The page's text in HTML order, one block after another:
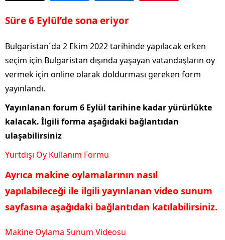
Süre 6 Eylül’de sona eriyor
Bulgaristan`da 2 Ekim 2022 tarihinde yapılacak erken
seçim için Bulgaristan dışında yaşayan vatandaşların oy
vermek için online olarak doldurması gereken form
yayınlandı.
Yayınlanan forum 6 Eylül tarihine kadar yürürlükte
kalacak. İlgili forma aşağıdaki bağlantıdan
ulaşabilirsiniz
Yurtdışı Oy Kullanım Formu
Ayrıca makine oylamalarının nasıl
yapılabileceği ile ilgili yayınlanan video sunum
sayfasına aşağıdaki bağlantıdan katılabilirsiniz.
Makine Oylama Sunum Videosu